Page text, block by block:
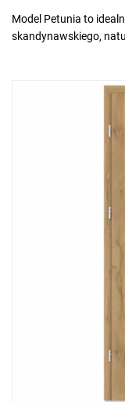
Model Petunia to
skandynawskiego,